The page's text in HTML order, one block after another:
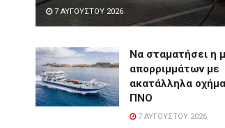
7 ΑΥΓΟΎΣΤΟΥ 2026
Να σταματήσει η
απορριμμάτων με
ακατάλληλα
ΠΝΟ
7 ΑΥΓΟΎΣΤΟΥ 2026